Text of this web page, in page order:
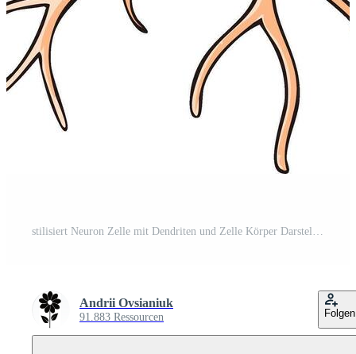
stilisiert Neuron Zelle mit Dendriten und Zelle Körper Darstellen Gehirn Funktion, biologisch Illustration Pro Vektor
Andrii Ovsianiuk
91.883 Ressourcen Folgen